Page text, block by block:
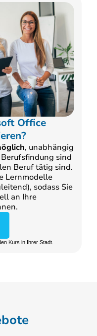
Office
, unabhängig
sind
Beruf tätig sind.
Lernmodelle
sodass Sie
an Ihre
Kurs in Ihrer Stadt.